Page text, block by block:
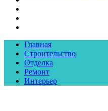
Главная
Строительство
Отделка
Ремонт
Интерьер